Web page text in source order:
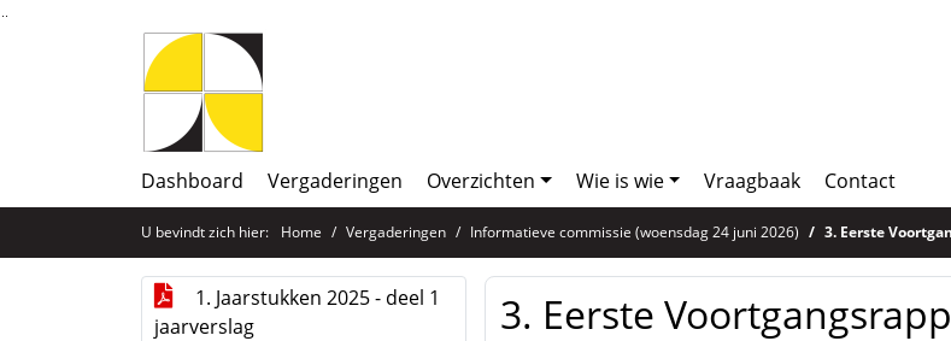
Ga naar de inhoud van deze pagina
Ga naar het zoeken
Ga naar het menu
Dashboard Vergaderingen Overzichten Wie is wie Vraagbaak Contact
U bevindt zich hier: Home Vergaderingen Informatieve commissie (woensdag 24 juni 2026) 3. Eerste
1. Jaarstukken 2025 - deel 1
jaarverslag
3. Eerste